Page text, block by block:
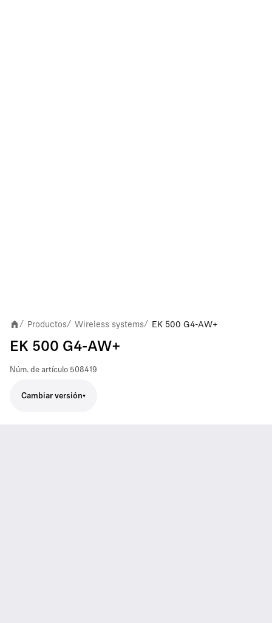
/ Productos/ Wireless systems/ EK 500 G4-AW+
EK 500 G4-AW+
Núm. de artículo 508419
Cambiar versión